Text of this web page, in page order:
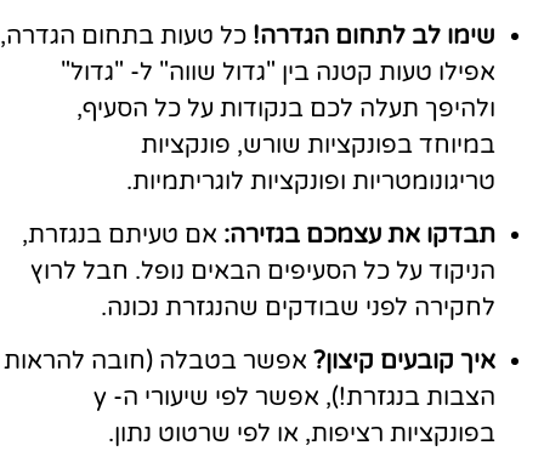
שימו לב לתחום הגדרה! כל טעות בתחום הגדרה,
אפילו טעות קטנה בין "גדול שווה" ל- "גדול"
ולהיפך תעלה לכם בנקודות על כל הסעיף,
במיוחד בפונקציות שורש, פונקציות
טריגונומטריות ופונקציות לוגריתמיות.
תבדקו את עצמכם בגזירה: אם טעיתם בנגזרת,
הניקוד על כל הסעיפים הבאים נופל. חבל לרוץ
לחקירה לפני שבודקים שהנגזרת נכונה.
איך קובעים קיצון? אפשר בטבלה (חובה להראות
הצבות בנגזרת!), אפשר לפי שיעורי ה- y
בפונקציות רציפות, או לפי שרטוט נתון.